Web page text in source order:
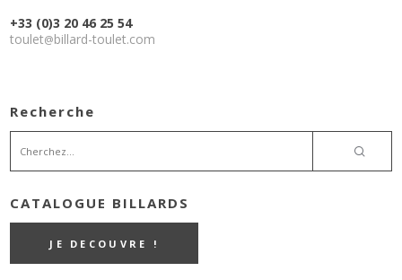
+33 (0)3 20 46 25 54
toulet@billard-toulet.com
Recherche
CATALOGUE BILLARDS
JE DECOUVRE !